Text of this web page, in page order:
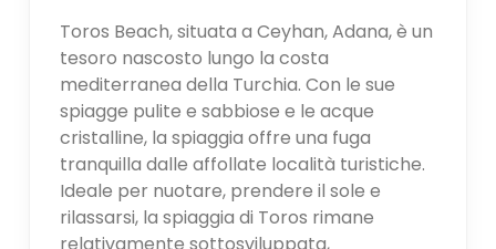
Toros Beach, situata a Ceyhan, Adana, è un
tesoro nascosto lungo la costa
mediterranea della Turchia. Con le sue
spiagge pulite e sabbiose e le acque
cristalline, la spiaggia offre una fuga
tranquilla dalle affollate località turistiche.
Ideale per nuotare, prendere il sole e
rilassarsi, la spiaggia di Toros rimane